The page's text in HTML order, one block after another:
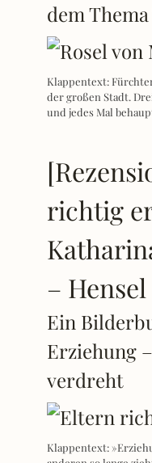
dem
Klappentext:
der großen Stadt.
und jedes Mal
richtig
– Hensel
Ein
Erziehung
verdreht
Klappentext: